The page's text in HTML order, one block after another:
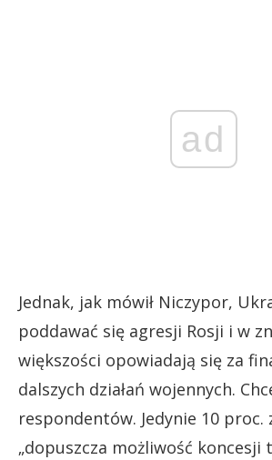
ad
Jednak, jak mówił Niczypor,
poddawać się agresji Rosji i w
większości opowiadają się za
dalszych działań wojennych.
respondentów. Jedynie 10 proc.
„dopuszcza możliwość